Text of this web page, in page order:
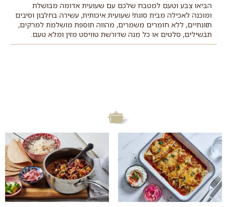
הביאו צבע וטעם למטבח שלכם עם שעועית אדומה מבושלת
ומוכנה לאכילה מבית סוגת! שעועית איכותית, עשירה בחלבון וסיבים
תזונתיים, ללא חומרים משמרים, מהווה תוספת מושלמת למרקים,
תבשילים, סלטים או כל מנה שדורשת טוויסט מזין ומלא טעם.